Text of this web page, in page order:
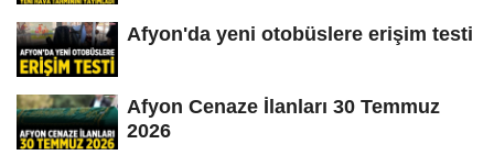
Afyon'da yeni otobüslere erişim testi
Afyon Cenaze İlanları 30 Temmuz
2026